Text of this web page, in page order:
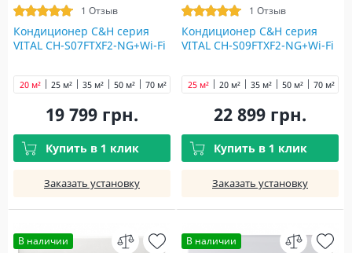
1 Отзыв
Кондиционер C&H cерия
VITAL CH-S07FTXF2-NG+Wi-Fi
20 м² 25 м² 35 м² 50 м² 70 м²
19 799 грн.
Купить в 1 клик
Заказать установку
1 Отзыв
Кондиционер C&H cерия
VITAL CH-S09FTXF2-NG+Wi-Fi
20 м²
25 м² 35 м² 50 м² 70 м²
22 899 грн.
Купить в 1 клик
Заказать установку
В наличии В наличии